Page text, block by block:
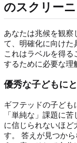
のスクリー
あなたは兆候を観察
て、明確化に向けた
これはラベルを得
するために必要な理
優秀な子どもに
ギフテッドの子ども
「単純な」課題に
に信じられないほど
す。 答えが見つか